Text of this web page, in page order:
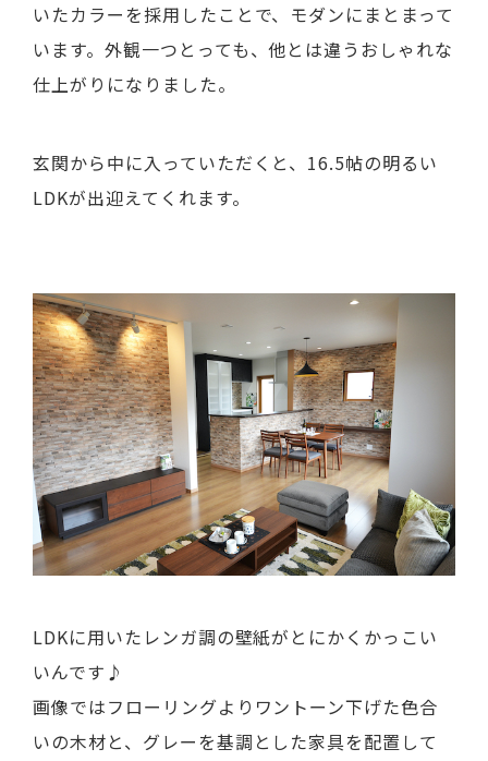
いたカラーを採用したことで、モダンにまとまって
います。外観一つとっても、他とは違うおしゃれな
仕上がりになりました。
玄関から中に入っていただくと、16.5帖の明るい
LDKが出迎えてくれます。
LDKに用いたレンガ調の壁紙がとにかくかっこい
いんです♪
画像ではフローリングよりワントーン下げた色合
いの木材と、グレーを基調とした家具を配置して